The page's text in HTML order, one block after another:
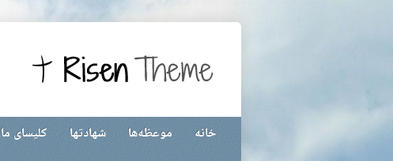
خانه موعظه‌ها شهادتها کلیسای ما